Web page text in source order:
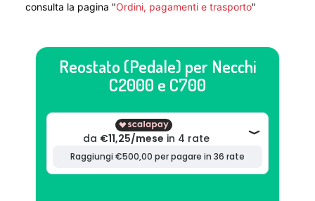
consulta la pagina "Ordini, pagamenti e trasporto"
Reostato (Pedale) per Necchi
C2000 e C700